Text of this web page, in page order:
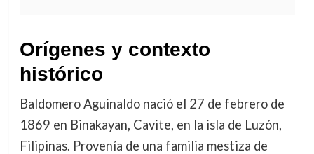
Orígenes y contexto
histórico
Baldomero Aguinaldo nació el 27 de febrero de
1869 en Binakayan, Cavite, en la isla de Luzón,
Filipinas. Provenía de una familia mestiza de